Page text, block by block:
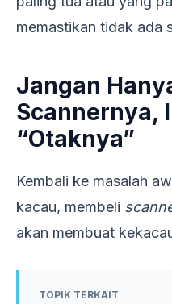
memastikan tidak ada
Jangan
Scannernya,
“Otaknya”
Kembali ke masalah
kacau, membeli
akan membuat
TOPIK TERKAIT